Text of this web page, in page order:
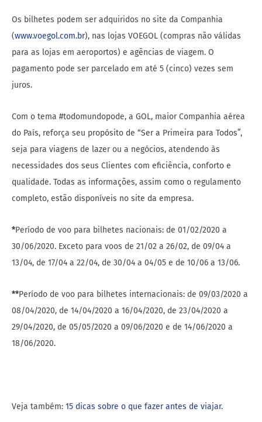
Os bilhetes podem ser adquiridos no site da Companhia
(www.voegol.com.br), nas lojas VOEGOL (compras não válidas
para as lojas em aeroportos) e agências de viagem. O
pagamento pode ser parcelado em até 5 (cinco) vezes sem
juros.
Com o tema #todomundopode, a GOL, maior Companhia aérea
do País, reforça seu propósito de “Ser a Primeira para Todos”,
seja para viagens de lazer ou a negócios, atendendo às
necessidades dos seus Clientes com eficiência, conforto e
qualidade. Todas as informações, assim como o regulamento
completo, estão disponíveis no site da empresa.
*Período de voo para bilhetes nacionais: de 01/02/2020 a
30/06/2020. Exceto para voos de 21/02 a 26/02, de 09/04 a
13/04, de 17/04 a 22/04, de 30/04 a 04/05 e de 10/06 a 13/06.
**Período de voo para bilhetes internacionais: de 09/03/2020 a
08/04/2020, de 14/04/2020 a 16/04/2020, de 23/04/2020 a
29/04/2020, de 05/05/2020 a 09/06/2020 e de 14/06/2020 a
18/06/2020.
Veja também: 15 dicas sobre o que fazer antes de viajar.